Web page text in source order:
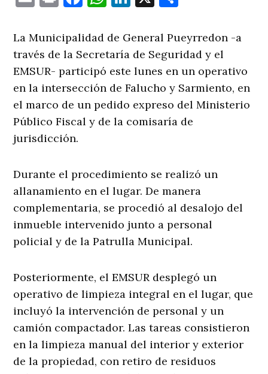
La Municipalidad de General Pueyrredon -a
través de la Secretaría de Seguridad y el
EMSUR- participó este lunes en un operativo
en la intersección de Falucho y Sarmiento, en
el marco de un pedido expreso del Ministerio
Público Fiscal y de la comisaría de
jurisdicción.
Durante el procedimiento se realizó un
allanamiento en el lugar. De manera
complementaria, se procedió al desalojo del
inmueble intervenido junto a personal
policial y de la Patrulla Municipal.
Posteriormente, el EMSUR desplegó un
operativo de limpieza integral en el lugar, que
incluyó la intervención de personal y un
camión compactador. Las tareas consistieron
en la limpieza manual del interior y exterior
de la propiedad, con retiro de residuos